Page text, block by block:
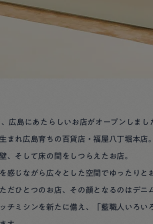
広島にあたらしいお店がオープンしまし
まれ広島育ちの百貨店・福屋八丁堀本店。
、そして床の間をしつらえたお店。
感じながら広々とした空間でゆったりと
だひとつのお店、その顔となるのはデニ
チミシンを新たに備え、「藍職人いろい